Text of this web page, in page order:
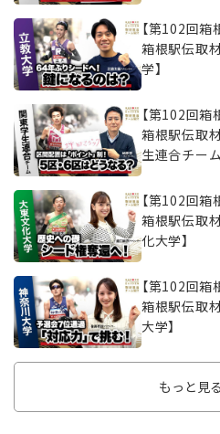
【第102回箱
箱根駅伝取
学】
【第102回箱
箱根駅伝取
生連合チーム
【第102回箱
箱根駅伝取
化大学】
【第102回箱
箱根駅伝取
大学】
もっと見る